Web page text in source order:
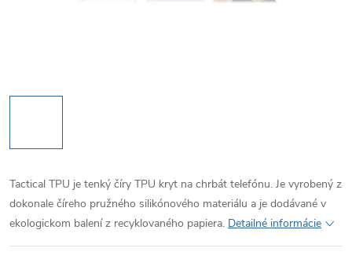
Tactical TPU je tenký číry TPU kryt na chrbát telefónu. Je vyrobený z
dokonale číreho pružného silikónového materiálu a je dodávané v
ekologickom balení z recyklovaného papiera. Detailné informácie